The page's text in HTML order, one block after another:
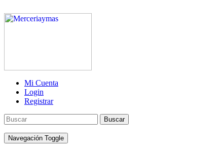
Mi Cuenta
Login
Registrar
Buscar
Navegación Toggle